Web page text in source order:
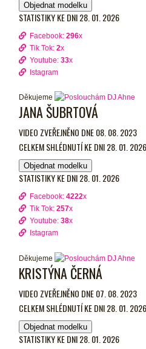
Objednat modelku
STATISTIKY KE DNI 28. 01. 2026
Facebook:296x
Tik Tok:2x
Youtube:33x
Istagram
Děkujeme
JANA ŠUBRTOVÁ
VIDEO ZVEŘEJNĚNO DNE 08. 08. 2023
CELKEM SHLÉDNUTÍ KE DNI 28. 01.
Objednat modelku
STATISTIKY KE DNI 28. 01. 2026
Facebook:4222x
Tik Tok:257x
Youtube:38x
Istagram
Děkujeme
KRISTÝNA ČERNÁ
VIDEO ZVEŘEJNĚNO DNE 07. 08. 2023
CELKEM SHLÉDNUTÍ KE DNI 28. 01.
Objednat modelku
STATISTIKY KE DNI 28. 01. 2026